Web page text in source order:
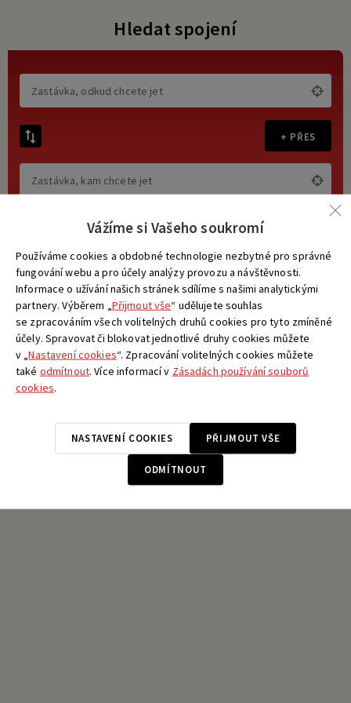
Hledat spojení
+ PŘES
jen bezbariérová spojení
jen nízkopodlažní spoje
bez přestupů
VYHLEDAT
Vážíme si Vašeho soukromí
Používáme cookies a obdobné technologie nezbytné pro správné
fungování webu a pro účely analýzy provozu a návštěvnosti.
Informace o užívání našich stránek sdílíme s našimi analytickými
partnery. Výběrem „ Přijmout vše“ udělujete souhlas
se zpracováním všech volitelných druhů cookies pro tyto zmíněné
účely. Spravovat či blokovat jednotlivé druhy cookies můžete
v „Nastavení cookies“. Zpracování volitelných cookies můžete
také odmítnout. Více informací v Zásadách používání souborů
cookies.
ODMÍTNOUT
NASTAVENÍ COOKIES PŘIJMOUT VŠE